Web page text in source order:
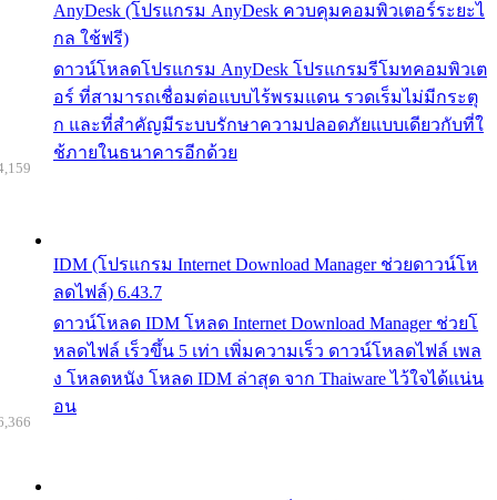
AnyDesk (โปรแกรม AnyDesk ควบคุมคอมพิวเตอร์ระยะไ
กล ใช้ฟรี)
ดาวน์โหลดโปรแกรม AnyDesk โปรแกรมรีโมทคอมพิวเต
อร์ ที่สามารถเชื่อมต่อแบบไร้พรมแดน รวดเร็มไม่มีกระตุ
ก และที่สำคัญมีระบบรักษาความปลอดภัยแบบเดียวกับที่ใ
ช้ภายในธนาคารอีกด้วย
IDM (โปรแกรม Internet Download Manager ช่วยดาวน์โห
ลดไฟล์) 6.43.7
ดาวน์โหลด IDM โหลด Internet Download Manager ช่วยโ
หลดไฟล์ เร็วขึ้น 5 เท่า เพิ่มความเร็ว ดาวน์โหลดไฟล์ เพล
ง โหลดหนัง โหลด IDM ล่าสุด จาก Thaiware ไว้ใจได้แน่น
อน